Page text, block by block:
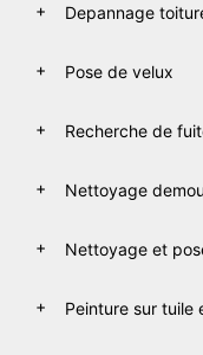
Depannage
Pose de velux
Recherche de
Nettoyage
Nettoyage et
Peinture sur tuile